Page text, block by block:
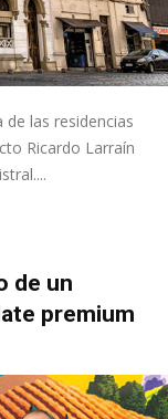
las residencias
Ricardo Larraín
de un
premium